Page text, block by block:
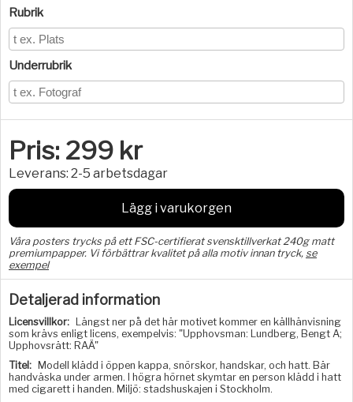
Rubrik
Underrubrik
Pris: 299 kr
Leverans: 2-5 arbetsdagar
Lägg i varukorgen
Våra posters trycks på ett FSC-certifierat svensktillverkat 240g matt
premiumpapper. Vi förbättrar kvalitet på alla motiv innan tryck, se
exempel
Detaljerad information
Licensvillkor:
Längst ner på det här motivet kommer en källhänvisning
som krävs enligt licens, exempelvis: "Upphovsman: Lundberg, Bengt A;
Upphovsrätt: RAÄ"
Titel:
Modell klädd i öppen kappa, snörskor, handskar, och hatt. Bär
handväska under armen. I högra hörnet skymtar en person klädd i hatt
med cigarett i handen. Miljö: stadshuskajen i Stockholm.